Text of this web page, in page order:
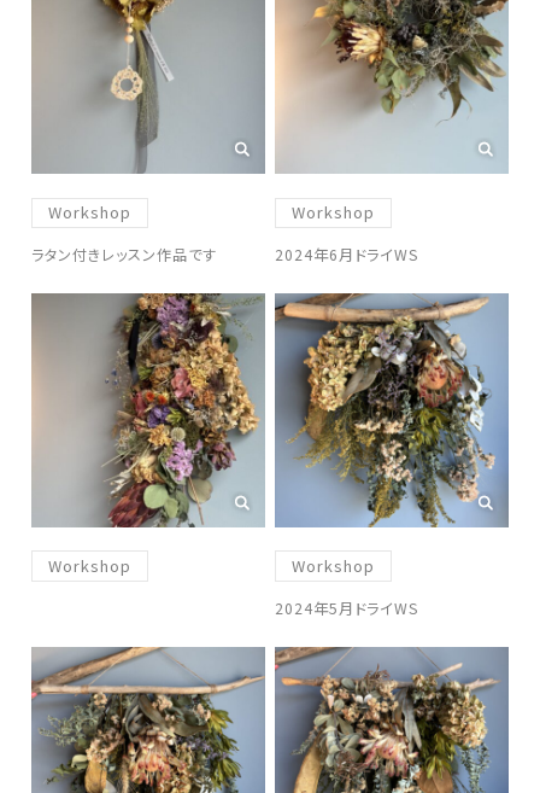
Workshop
ラタン付きレッスン作品です
Workshop
2024年6月ドライWS
Workshop Workshop
2024年5月ドライWS